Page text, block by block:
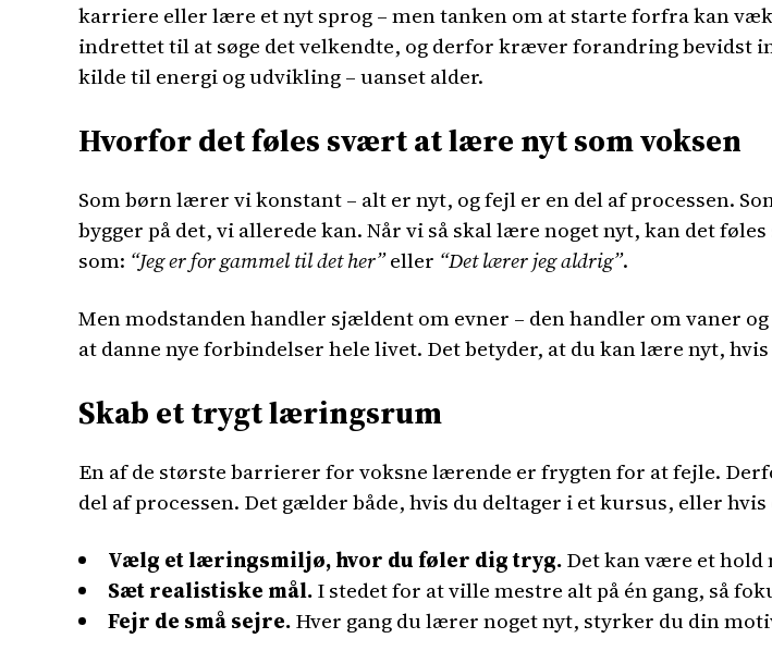
karriere eller lære et nyt sprog – men tanken om at starte forfra kan
indrettet til at søge det velkendte, og derfor kræver forandring bevidst
kilde til energi og udvikling – uanset alder.
Hvorfor det føles svært at lære nyt som voksen
Som børn lærer vi konstant – alt er nyt, og fejl er en del af processen.
bygger på det, vi allerede kan. Når vi så skal lære noget nyt, kan det
som: “Jeg er for gammel til det her”eller “Det lærer jeg aldrig”.
Men modstanden handler sjældent om evner – den handler om vaner
at danne nye forbindelser hele livet. Det betyder, at du kan lære nyt,
Skab et trygt læringsrum
En af de største barrierer for voksne lærende er frygten for at fejle.
del af processen. Det gælder både, hvis du deltager i et kursus, eller
Vælg et læringsmiljø, hvor du føler dig tryg.Det kan være et hold
Sæt realistiske mål.I stedet for at ville mestre alt på én gang, så
Fejr de små sejre.Hver gang du lærer noget nyt, styrker du din